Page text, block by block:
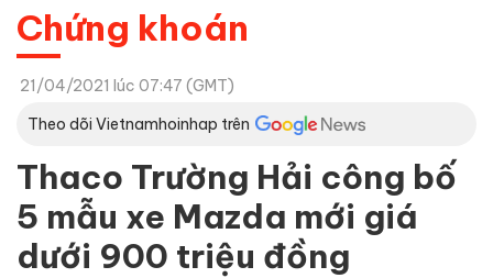
Chứng khoán
21/04/2021 lúc 07:47 (GMT)
Theo dõi Vietnamhoinhap trên
Thaco Trường Hải công bố
5 mẫu xe Mazda mới giá
dưới 900 triệu đồng